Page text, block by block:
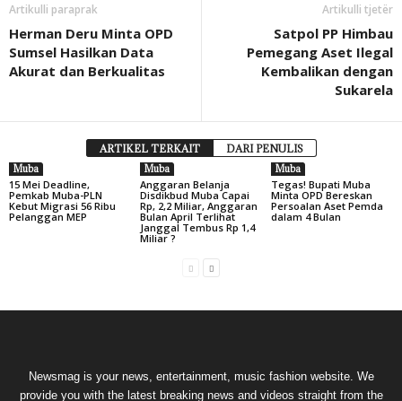
Artikulli paraprak
Herman Deru Minta OPD
Sumsel Hasilkan Data
Akurat dan Berkualitas
Artikulli tjetër
Satpol PP Himbau
Pemegang Aset Ilegal
Kembalikan dengan
Sukarela
ARTIKEL TERKAIT DARI PENULIS
Muba
15 Mei Deadline,
Pemkab Muba-PLN
Kebut Migrasi 56 Ribu
Pelanggan MEP
Muba
Anggaran Belanja
Disdikbud Muba Capai
Rp, 2,2 Miliar, Anggaran
Bulan April Terlihat
Janggal Tembus Rp 1,4
Miliar ?
Muba
Tegas! Bupati Muba
Minta OPD Bereskan
Persoalan Aset Pemda
dalam 4 Bulan
Newsmag is your news, entertainment, music fashion website. We
provide you with the latest breaking news and videos straight from the